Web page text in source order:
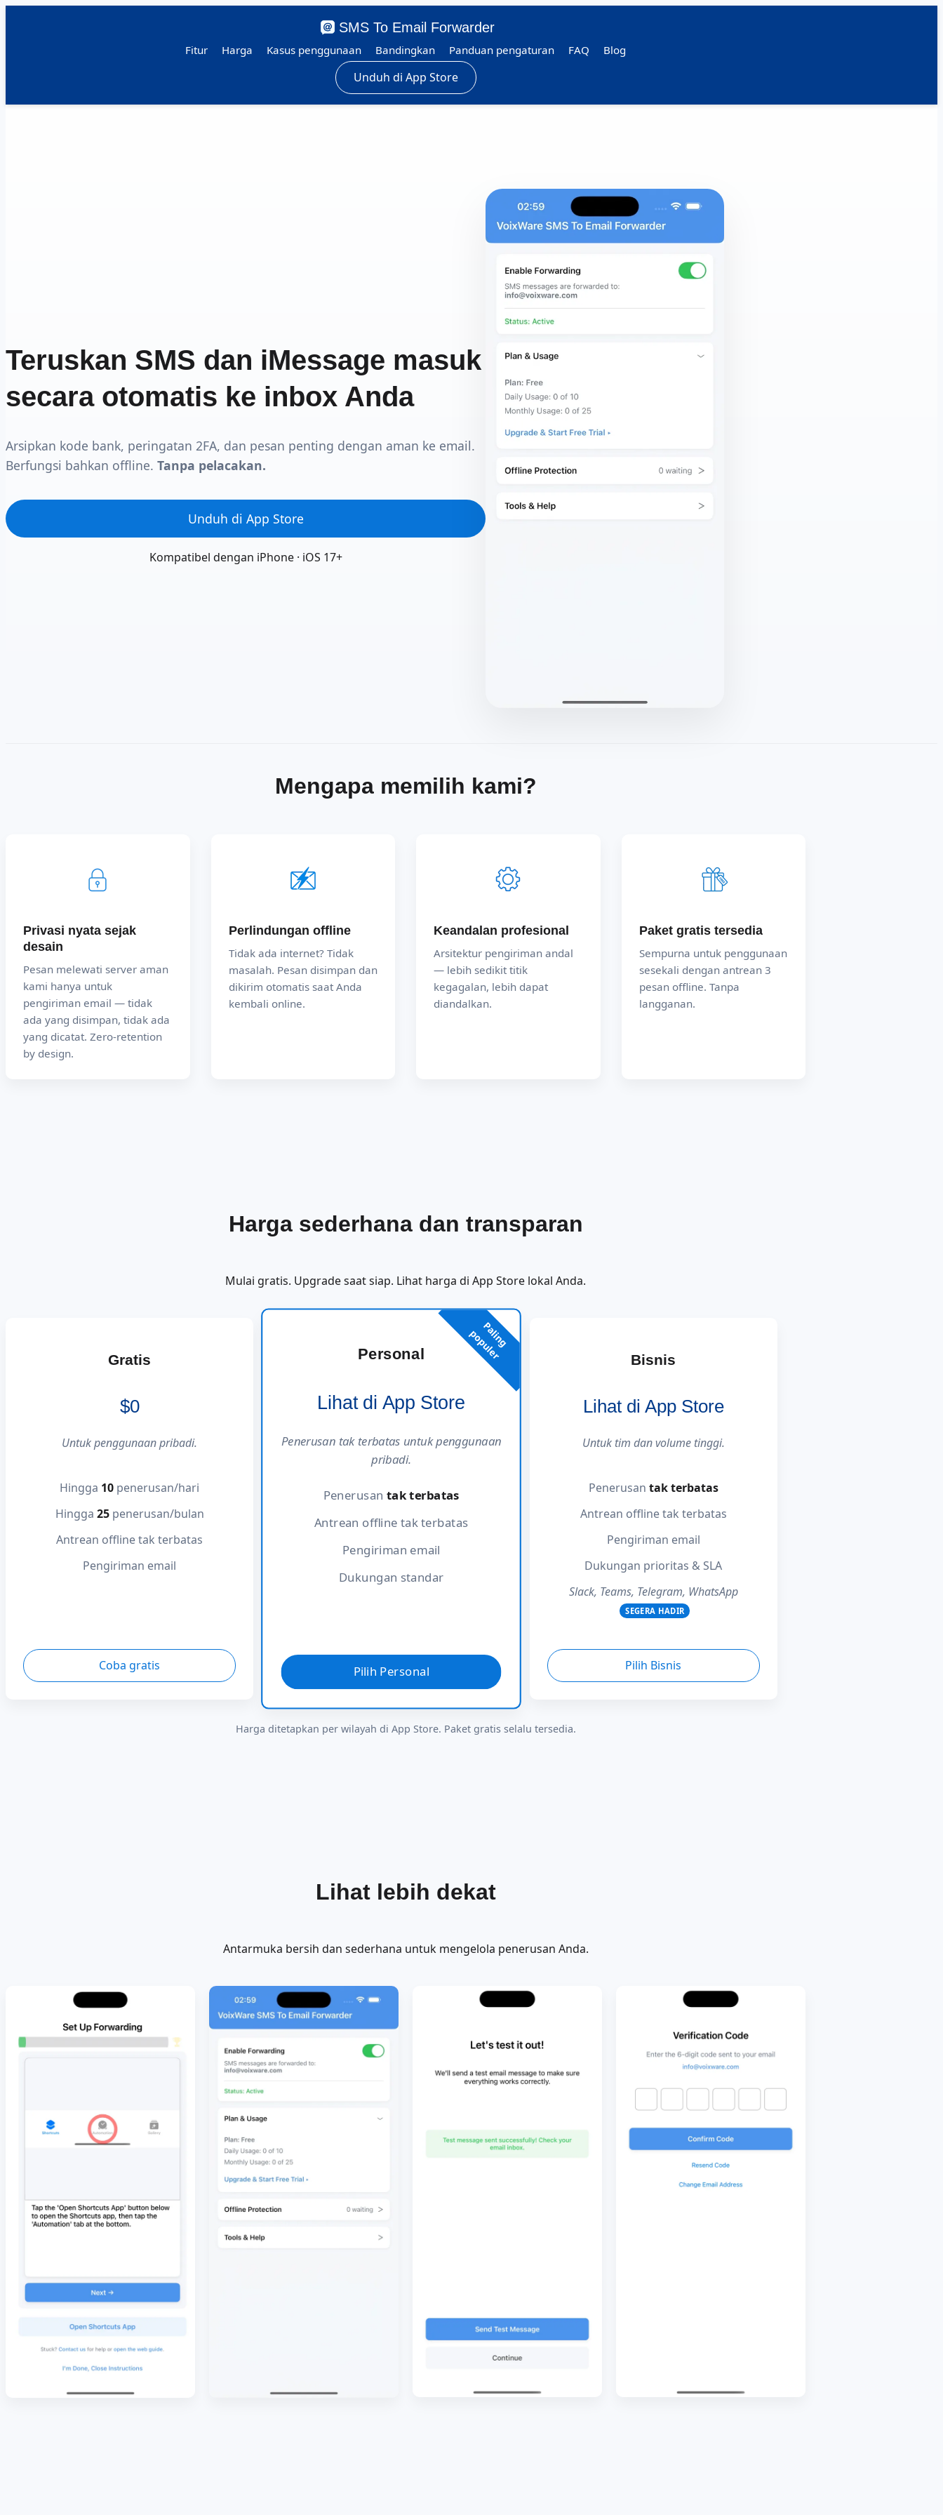
SMS To Email Forwarder
Fitur Harga Kasus penggunaan Bandingkan Panduan pengaturan FAQ Blog
Unduh di App Store
Teruskan SMS dan iMessage masuk
secara otomatis ke inbox Anda
Arsipkan kode bank, peringatan 2FA, dan pesan penting dengan aman ke email.
Berfungsi bahkan offline. Tanpa pelacakan.
Unduh di App Store
Kompatibel dengan iPhone · iOS 17+
Mengapa memilih kami?
Privasi nyata sejak
desain
Pesan melewati server aman
kami hanya untuk
pengiriman email — tidak
ada yang disimpan, tidak ada
yang dicatat. Zero-retention
by design.
Perlindungan offline
Tidak ada internet? Tidak
masalah. Pesan disimpan dan
dikirim otomatis saat Anda
kembali online.
Keandalan profesional
Arsitektur pengiriman andal
— lebih sedikit titik
kegagalan, lebih dapat
diandalkan.
Paket gratis tersedia
Sempurna untuk penggunaan
sesekali dengan antrean 3
pesan offline. Tanpa
langganan.
Harga sederhana dan transparan
Mulai gratis. Upgrade saat siap. Lihat harga di App Store lokal Anda.
Gratis
$0
Untuk penggunaan pribadi.
Hingga 10 penerusan/hari
Hingga 25penerusan/bulan
Antrean offline tak terbatas
Pengiriman email
Coba gratis
P
a
l
i
n
g
p
o
p
u
l
e
r
Personal
Lihat di App Store
Penerusan tak terbatas untuk penggunaan
pribadi.
Penerusantak terbatas
Antrean offline tak terbatas
Pengiriman email
Dukungan standar
Pilih Personal
Bisnis
Lihat di App Store
Untuk tim dan volume tinggi.
Penerusan tak terbatas
Antrean offline tak terbatas
Pengiriman email
Dukungan prioritas & SLA
Slack, Teams, Telegram, WhatsApp
SEGERA HADIR
Pilih Bisnis
Harga ditetapkan per wilayah di App Store. Paket gratis selalu tersedia.
Lihat lebih dekat
Antarmuka bersih dan sederhana untuk mengelola penerusan Anda.